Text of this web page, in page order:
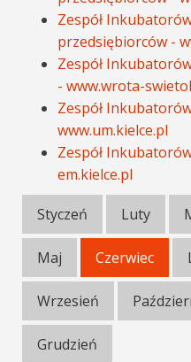
Zespół
przedsiębiorców -
Zespół
- www.wrota-
Zespół
www.um.kielce.pl
Zespół
em.kielce.pl
Styczeń Luty
Maj Czerwiec
Wrzesień
Grudzień